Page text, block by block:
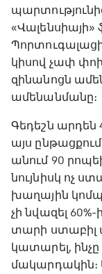
«Վալենսիայի»
կիսով չափ
զինանոցն
ամենանմանը։
Գեդեշն արդեն
այս ընթացքում
անում 90
նույնիսկ ոչ
խաղային
չի նվազել
տարի ստաբիլ
կատարել, ինչը
մակարդակին։